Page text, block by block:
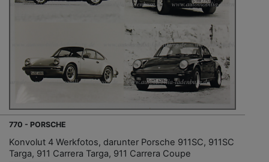
770 - PORSCHE
Konvolut 4 Werkfotos, darunter Porsche 911SC, 911SC
Targa, 911 Carrera Targa, 911 Carrera Coupe